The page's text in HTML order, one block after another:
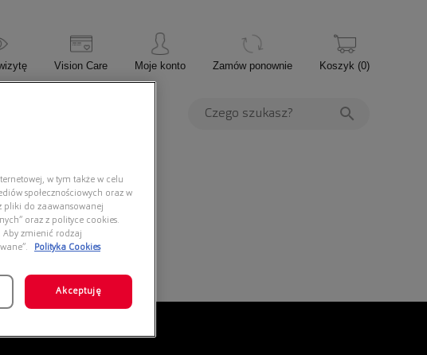
Vision Care Moje konto Zamów ponownie Koszyk (0)
w tym także w celu
społecznościowych oraz w
pliki do zaawansowanej
oraz z polityce cookies.
Aby zmienić rodzaj
Polityka Cookies
Akceptuję